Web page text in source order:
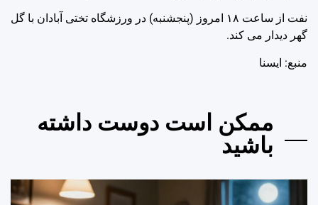
نفت از ساعت ۱۸ امروز (پنجشنبه) در ورزشگاه تختی آبادان با گل
گهر دیدار می کند.
منبع: ايسنا
ممکن است دوست داشته
باشید